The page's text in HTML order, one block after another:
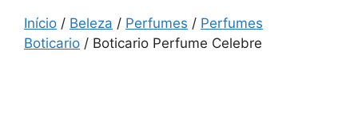
Início / Beleza / Perfumes / Perfumes
Boticario / Boticario Perfume Celebre